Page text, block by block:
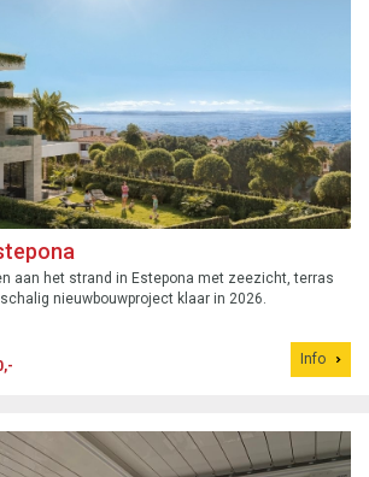
aan het strand in Estepona met zeezicht, terras
nieuwbouwproject klaar in 2026.
Info